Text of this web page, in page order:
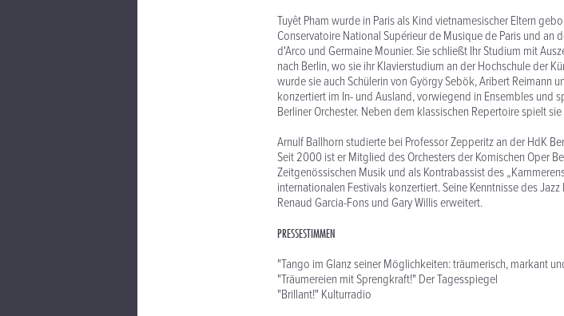
Tuyêt Pham wurde in Paris als Kind vietnamesischer Eltern
Conservatoire National Supérieur de Musique de Paris und an
d'Arco und Germaine Mounier. Sie schließt Ihr Studium mit
nach Berlin, wo sie ihr Klavierstudium an der Hochschule der
wurde sie auch Schülerin von György Sebök, Aribert Reimann
konzertiert im In- und Ausland, vorwiegend in Ensembles
Berliner Orchester. Neben dem klassischen Repertoire spielt
Arnulf Ballhorn studierte bei Professor Zepperitz an der HdK
Seit 2000 ist er Mitglied des Orchesters der Komischen Oper
Zeitgenössischen Musik und als Kontrabassist des
internationalen Festivals konzertiert. Seine Kenntnisse des
Renaud Garcia-Fons und Gary Willis erweitert.
PRESSESTIMMEN
"Tango im Glanz seiner Möglichkeiten: träumerisch, markant
"Träumereien mit Sprengkraft!" Der Tagesspiegel
"Brillant!" Kulturradio